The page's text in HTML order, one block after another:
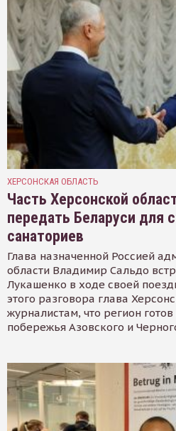
ХЕРСОНСКАЯ ОБЛАСТЬ
Часть Херсонской
передать Беларуси для
санаториев
Глава назначенной Россией
области Владимир Сальдо
Лукашенко в ходе своей
этого разговора глава
журналистам, что регион
побережья Азовского и